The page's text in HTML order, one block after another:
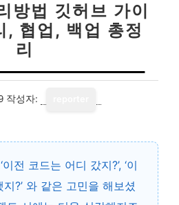
방법 깃허브 가이
, 협업, 백업 총정
리
작성자:
전 코드는 어디 갔지?’, ‘이
?’ 와 같은 고민을 해보셨